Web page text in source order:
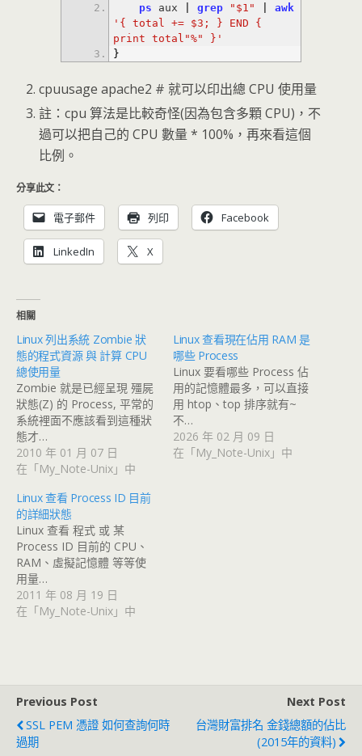
ps aux grep "$1"
awk
'{ total += $3; } END {
print total"%" }'
}
cpuusage apache2 # 就可以印出總 CPU 使用量
註：cpu 算法是比較奇怪(因為包含多顆 CPU)，不
過可以把自己的 CPU 數量 * 100%，再來看這個
比例。
分享此文：
電子郵件 列印 Facebook
LinkedIn X
相關
Linux 列出系統 Zombie 狀
態的程式資源 與 計算 CPU
總使用量
Zombie 就是已經呈現 殭屍
狀態(Z) 的 Process, 平常的
系統裡面不應該看到這種狀
態才…
2010 年 01 月 07 日
在「My_Note-Unix」中
Linux 查看現在佔用 RAM 是
哪些 Process
Linux 要看哪些 Process 佔
用的記憶體最多，可以直接
用 htop、top 排序就有~
不…
2026 年 02 月 09 日
在「My_Note-Unix」中
Linux 查看 Process ID 目前
的詳細狀態
Linux 查看 程式 或 某
Process ID 目前的 CPU、
RAM、虛擬記憶體 等等使
用量…
2011 年 08 月 19 日
在「My_Note-Unix」中
Previous Post
SSL PEM 憑證 如何查詢何時
過期
Next Post
台灣財富排名 金錢總額的佔比
(2015年的資料)